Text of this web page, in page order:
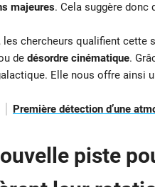
majeures. Cela suggère donc
les chercheurs qualifient cette
de désordre cinématique.
Elle nous offre ainsi
Première détection d’une
piste